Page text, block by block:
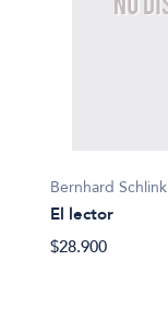
Bernhard Schlink
El lector
$28.900